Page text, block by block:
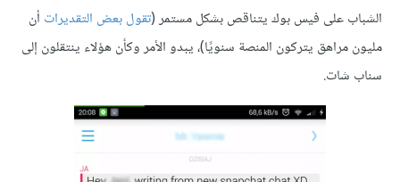
الشباب على فيس بوك يتناقص بشكل مستمر (تقول بعض التقديرات أن
مليون مراهق يتركون المنصة سنويًا)، يبدو الأمر وكأن هؤلاء ينتقلون إلى
سناب شات.